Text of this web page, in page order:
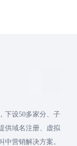
下设50多家分、子
供域名注册、虚拟
中营销解决方案。